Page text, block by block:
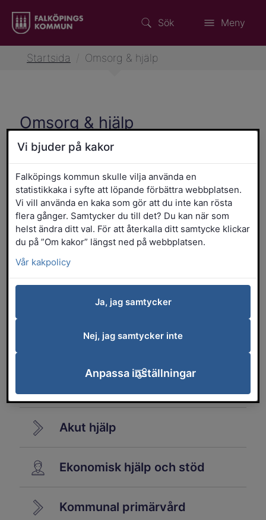
Sök Meny
Startsida Omsorg & hjälp
Omsorg & hjälp
Vård- och omsorgscollege
Stöd vid separation och
skilsmässa
Familjerådgivningen
Äldreomsorg
Aktiviteter för Senior
Akut hjälp
Ekonomisk hjälp och stöd
Kommunal primärvård
Vi bjuder på kakor
Falköpings kommun skulle vilja använda en
statistikkaka i syfte att löpande förbättra webbplatsen.
Vi vill använda en kaka som gör att du inte kan rösta
flera gånger. Samtycker du till det? Du kan när som
helst ändra ditt val. För att återkalla ditt samtycke klickar
du på ”Om kakor” längst ned på webbplatsen.
Vår kakpolicy
Ja, jag samtycker
Nej, jag samtycker inte
Anpassa inställningar